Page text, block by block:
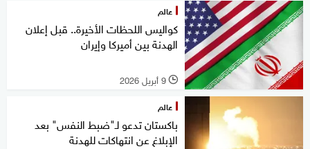
عالم
كواليس اللحظات الأخيرة.. قبل إعلان
الهدنة بين أميركا وإيران
l 9 أبريل 2026
عالم
باكستان تدعو لـ"ضبط النفس" بعد
الإبلاغ عن انتهاكات للهدنة